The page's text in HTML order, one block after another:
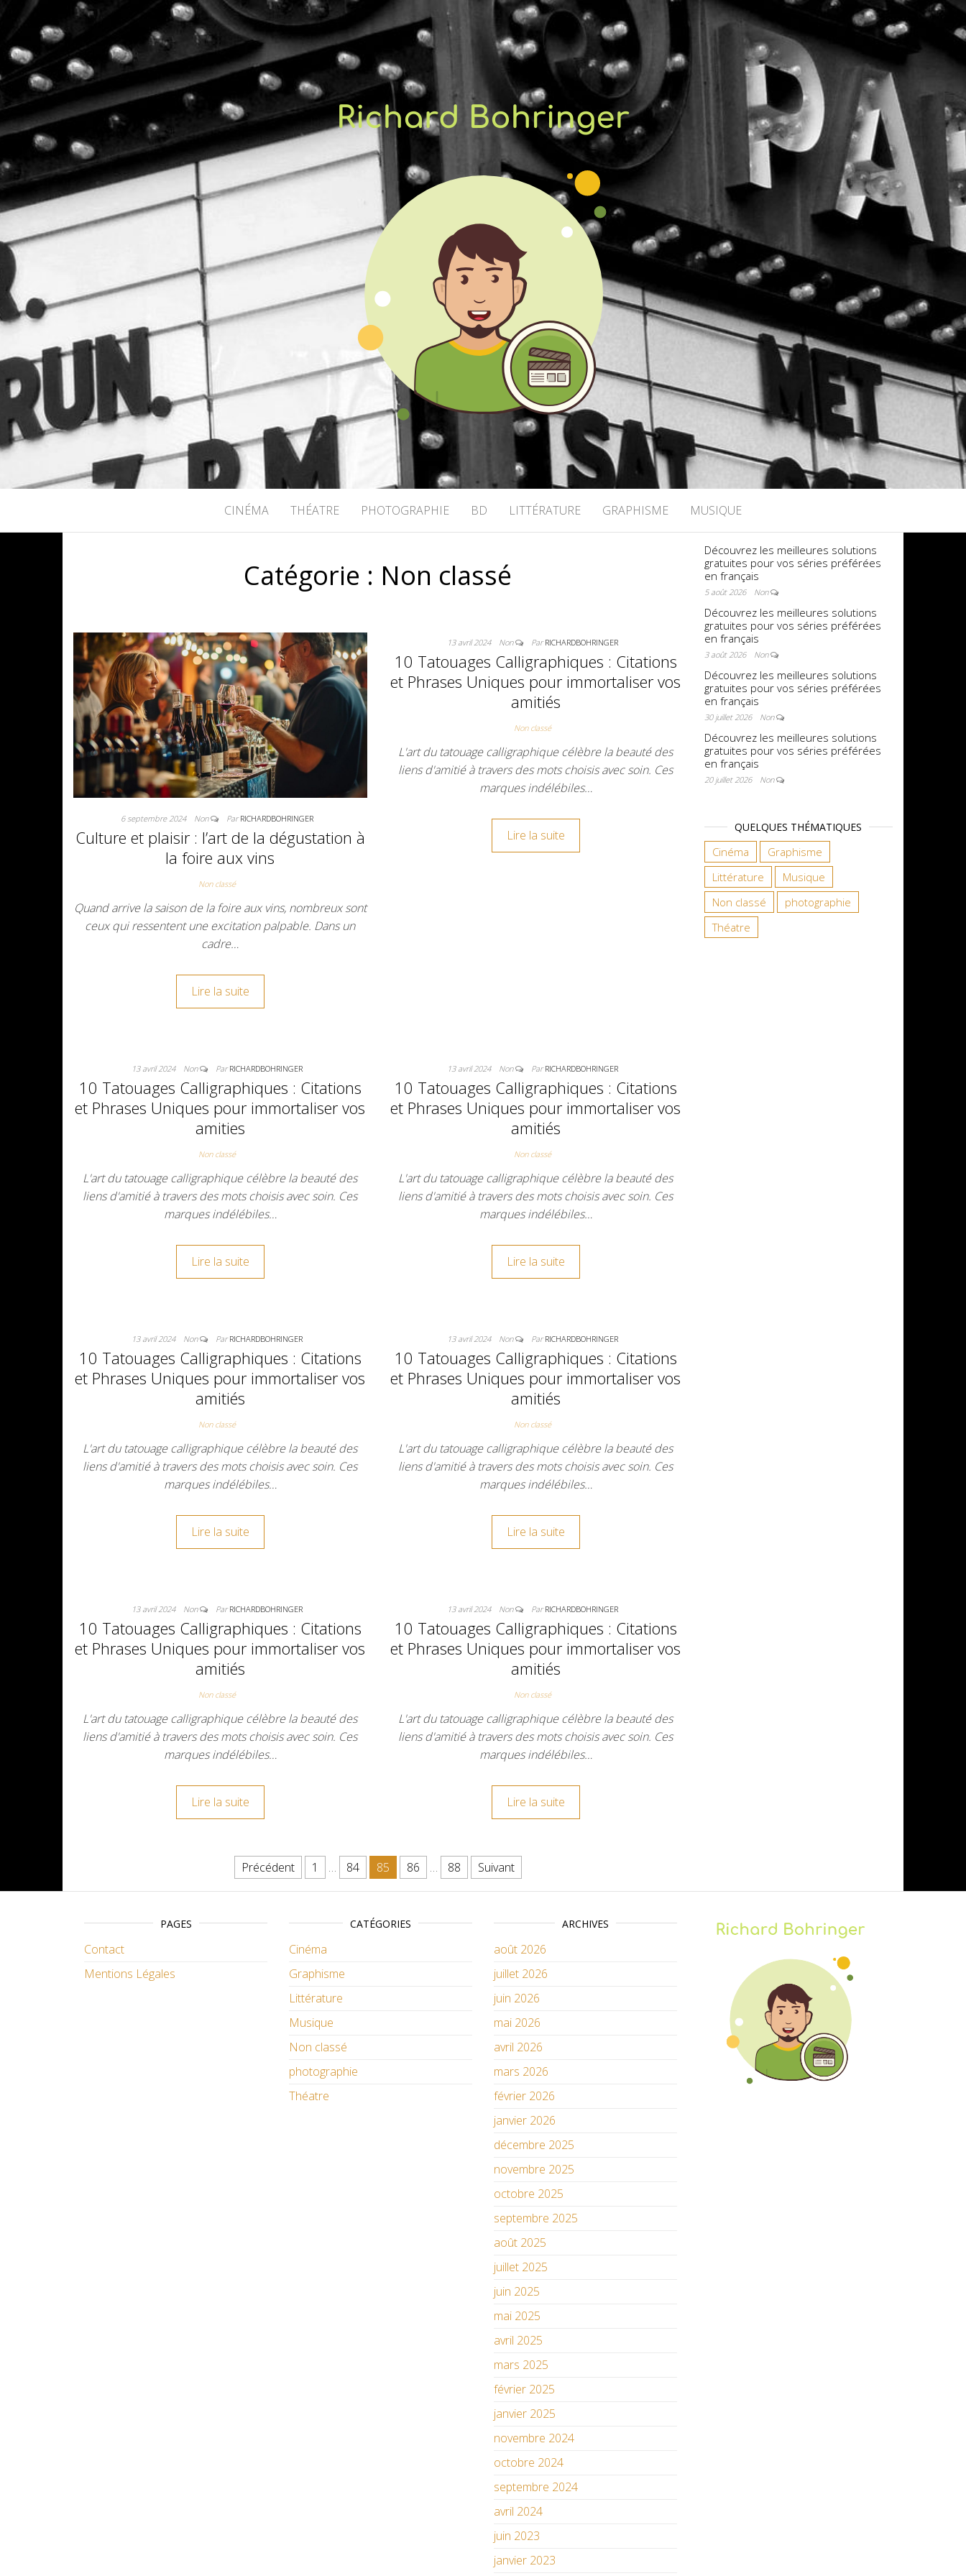
RICHARD BOHRINGER
CINÉMA THÉATRE PHOTOGRAPHIE BD LITTÉRATURE GRAPHISME MUSIQUE
Catégorie : Non classé
6 septembre 2024 Non ParRICHARDBOHRINGER
Culture et plaisir : l’art de la dégustation à
la foire aux vins
Non classé
Quand arrive la saison de la foire aux vins, nombreux sont
ceux qui ressentent une excitation palpable. Dans un
cadre…
Lire la suite
13 avril 2024 Non ParRICHARDBOHRINGER
10 Tatouages Calligraphiques : Citations
et Phrases Uniques pour immortaliser vos
amitiés
Non classé
L'art du tatouage calligraphique célèbre la beauté des
liens d'amitié à travers des mots choisis avec soin. Ces
marques indélébiles…
Lire la suite
13 avril 2024 Non ParRICHARDBOHRINGER
10 Tatouages Calligraphiques : Citations
et Phrases Uniques pour immortaliser vos
amities
Non classé
L'art du tatouage calligraphique célèbre la beauté des
liens d'amitié à travers des mots choisis avec soin. Ces
marques indélébiles…
Lire la suite
13 avril 2024 Non ParRICHARDBOHRINGER
10 Tatouages Calligraphiques : Citations
et Phrases Uniques pour immortaliser vos
amitiés
Non classé
L'art du tatouage calligraphique célèbre la beauté des
liens d'amitié à travers des mots choisis avec soin. Ces
marques indélébiles…
Lire la suite
13 avril 2024 Non ParRICHARDBOHRINGER
10 Tatouages Calligraphiques : Citations
et Phrases Uniques pour immortaliser vos
amitiés
Non classé
L'art du tatouage calligraphique célèbre la beauté des
liens d'amitié à travers des mots choisis avec soin. Ces
marques indélébiles…
Lire la suite
13 avril 2024 Non ParRICHARDBOHRINGER
10 Tatouages Calligraphiques : Citations
et Phrases Uniques pour immortaliser vos
amitiés
Non classé
L'art du tatouage calligraphique célèbre la beauté des
liens d'amitié à travers des mots choisis avec soin. Ces
marques indélébiles…
Lire la suite
13 avril 2024 Non ParRICHARDBOHRINGER
10 Tatouages Calligraphiques : Citations
et Phrases Uniques pour immortaliser vos
amitiés
Non classé
L'art du tatouage calligraphique célèbre la beauté des
liens d'amitié à travers des mots choisis avec soin. Ces
marques indélébiles…
Lire la suite
13 avril 2024 Non ParRICHARDBOHRINGER
10 Tatouages Calligraphiques : Citations
et Phrases Uniques pour immortaliser vos
amitiés
Non classé
L'art du tatouage calligraphique célèbre la beauté des
liens d'amitié à travers des mots choisis avec soin. Ces
marques indélébiles…
Lire la suite
Pagination des publications
Précédent 1 … 84 85 86 … 88 Suivant
Découvrez les meilleures solutions
gratuites pour vos séries préférées
en français
5 août 2026 Non
Découvrez les meilleures solutions
gratuites pour vos séries préférées
en français
3 août 2026 Non
Découvrez les meilleures solutions
gratuites pour vos séries préférées
en français
30 juillet 2026 Non
Découvrez les meilleures solutions
gratuites pour vos séries préférées
en français
20 juillet 2026 Non
QUELQUES THÉMATIQUES
Cinéma
Graphisme
Littérature
Musique
Non classé
photographie
Théatre
PAGES
Contact
Mentions Légales
CATÉGORIES
Cinéma
Graphisme
Littérature
Musique
Non classé
photographie
Théatre
ARCHIVES
août 2026
juillet 2026
juin 2026
mai 2026
avril 2026
mars 2026
février 2026
janvier 2026
décembre 2025
novembre 2025
octobre 2025
septembre 2025
août 2025
juillet 2025
juin 2025
mai 2025
avril 2025
mars 2025
février 2025
janvier 2025
novembre 2024
octobre 2024
septembre 2024
avril 2024
juin 2023
janvier 2023